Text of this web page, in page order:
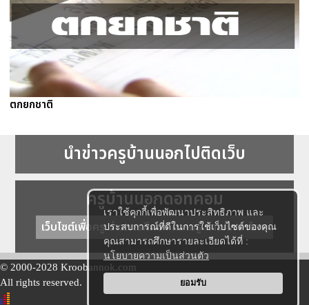
เราใช้คุกกี้เพื่อพัฒนาประสิทธิภาพ และ
ประสบการณ์ที่ดีในการใช้เว็บไซต์ของคุณ
คุณสามารถศึกษารายละเอียดได้ที่ :
นโยบายความเป็นส่วนตัว
ยอมรับ
ตกยกชาติ
นำข่าวครูบ้านนอกไปติดเว็บ
ครูบ้านนอกดอทคอม
เว็บไซต์เพื่อครู ข่าวการศึกษา ความรู้ การศึกษาไทย
© 2000-2028 Kroobannok.com
All rights reserved.